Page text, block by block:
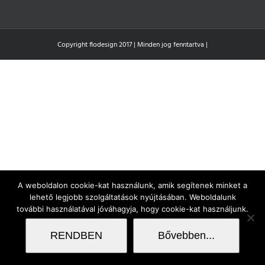
Copyright flodesign 2017 | Minden jog fenntartva |
A weboldalon cookie-kat használunk, amik segítenek minket a
lehető legjobb szolgáltatások nyújtásában. Weboldalunk
további használatával jóváhagyja, hogy cookie-kat használjunk.
RENDBEN Bővebben...